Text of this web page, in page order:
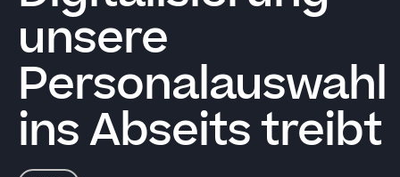
unsere
Personalauswahl
ins Abseits treibt